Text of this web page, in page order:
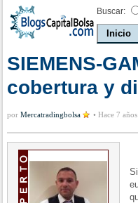
Buscar:
Inicio
SIEMENS-
cobertura y
por Mercatradingbolsa • Hace 7 años